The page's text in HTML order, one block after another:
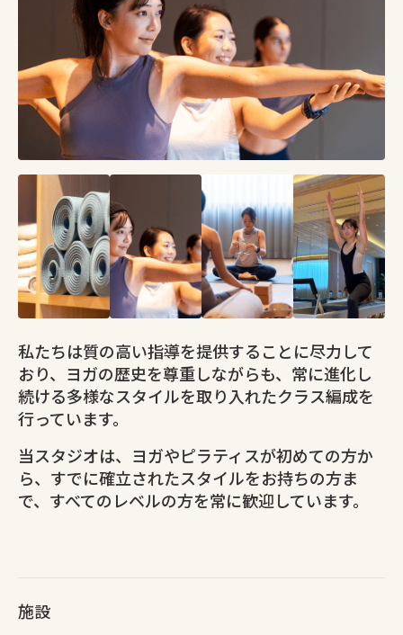
私たちは質の高い指導を提供することに尽力して
おり、ヨガの歴史を尊重しながらも、常に進化し
続ける多様なスタイルを取り入れたクラス編成を
行っています。
当スタジオは、ヨガやピラティスが初めての方か
ら、すでに確立されたスタイルをお持ちの方ま
で、すべてのレベルの方を常に歓迎しています。
施設